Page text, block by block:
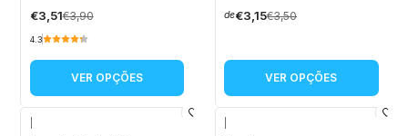
€3,51€3,90
4.3
VER OPÇÕES
de€3,15€3,50
VER OPÇÕES